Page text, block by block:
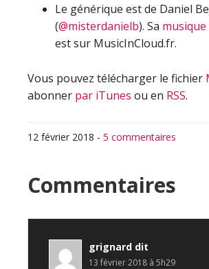
Le générique est de Daniel
(@misterdanielb). Sa
est sur MusicInCloud.fr.
Vous pouvez télécharger le fichier
abonner par iTunes ou en RSS.
12 février 2018 - 5 commentaires
Interactions
du
lecteur
Commentaires
grignard dit
13 février 2018 à 5h29